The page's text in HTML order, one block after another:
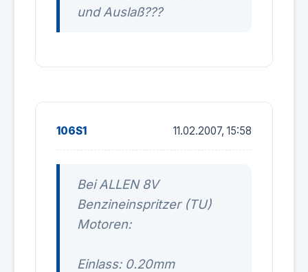
und Auslaß???
106S1 11.02.2007, 15:58
Bei ALLEN 8V
Benzineinspritzer (TU)
Motoren:
Einlass: 0.20mm